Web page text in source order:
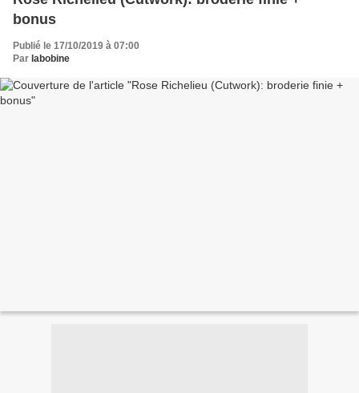
bonus
Publié le 17/10/2019 à 07:00
Par labobine